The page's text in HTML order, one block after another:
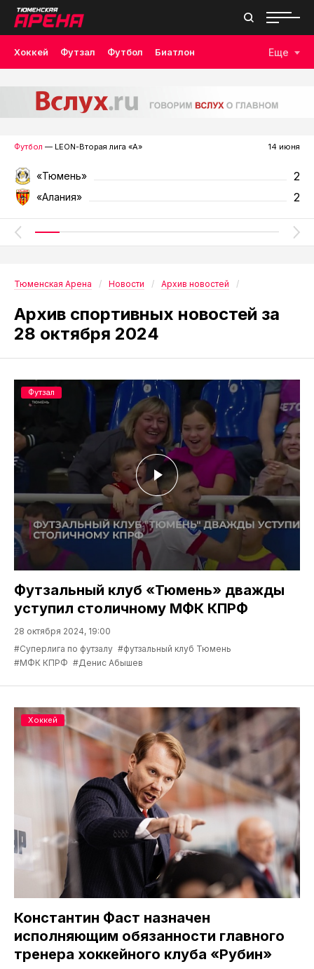
Хоккей Футзал Футбол Биатлон Еще
Футбол — LEON-Вторая лига «А» 14 июня
«Тюмень» 2
«Алания» 2
Тюменская Арена Новости Архив новостей
Архив спортивных новостей за
28 октября 2024
Футзальный клуб «Тюмень» дважды
уступил столичному МФК КПРФ
28 октября 2024, 19:00
#Суперлига по футзалу #футзальный клуб Тюмень
#МФК КПРФ #Денис Абышев
Футзал
Константин Фаст назначен
исполняющим обязанности главного
тренера хоккейного клуба «Рубин»
Хоккей